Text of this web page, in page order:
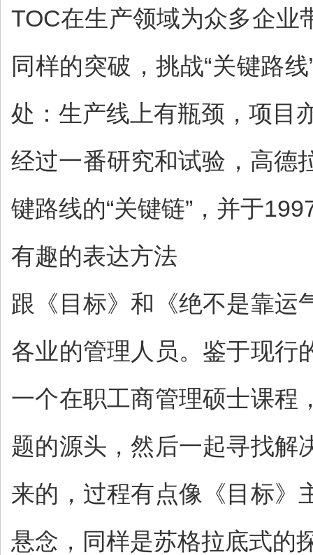
TOC在生产领域为众多企业
同样的突破，挑战“关键路
处：生产线上有瓶颈，项
经过一番研究和试验，高德
键路线的“关键链”，并于
有趣的表达方法
跟《目标》和《绝不是靠运
各业的管理人员。鉴于现行
一个在职工商管理硕士课程
题的源头，然后一起寻找解
来的，过程有点像《目标》
悬念，同样是苏格拉底式的